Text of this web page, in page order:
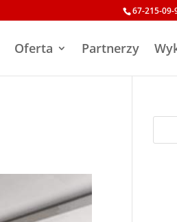
67-215-09-
Oferta Partnerzy